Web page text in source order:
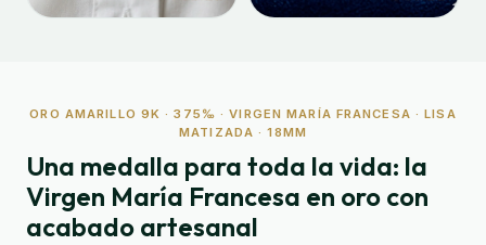
ORO AMARILLO 9K · 375‰ · VIRGEN MARÍA FRANCESA · LISA
MATIZADA · 18MM
Una medalla para toda la vida: la
Virgen María Francesa en oro con
acabado artesanal